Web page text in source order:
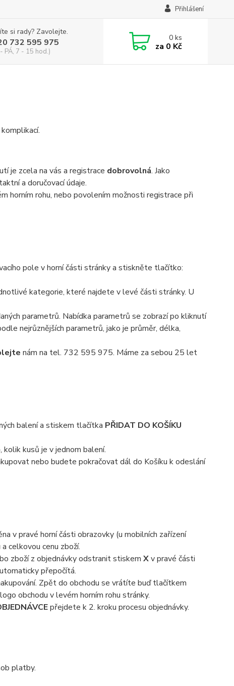
Přihlášení
si rady? Zavolejte.
732 595 975
PÁ, 7 - 15 hod.)
0ks
za 0 Kč
je zcela na vás a registrace dobrovolná. Jako
a doručovací údaje.
horním rohu, nebo povolením možnosti registrace při
pole v horní části stránky a stiskněte tlačítko:
kategorie, které najdete v levé části stránky. U
parametrů. Nabídka parametrů se zobrazí po kliknutí
nejrůznějších parametrů, jako je průměr, délka,
nám na tel. 732 595 975. Máme za sebou 25 let
balení a stiskem tlačítka PŘIDAT DO KOŠÍKU
kusů je v jednom balení.
nebo budete pokračovat dál do Košíku k odeslání
v pravé horní části obrazovky (u mobilních zařízení
celkovou cenu zboží.
zboží z objednávky odstranit stiskem Xv pravé části
přepočítá.
Zpět do obchodu se vrátíte buď tlačítkem
obchodu v levém horním rohu stránky.
přejdete k 2. kroku procesu objednávky.
platby.